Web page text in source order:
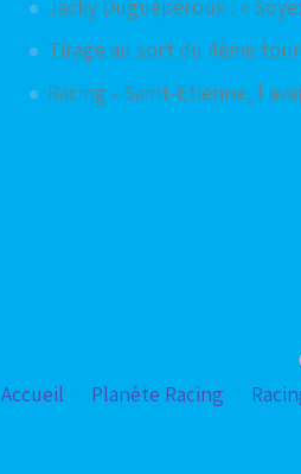
Jacky Duguépéroux : «
Tirage au sort du 4ème
Racing - Saint-Etienne,
Accueil
Planète Racing